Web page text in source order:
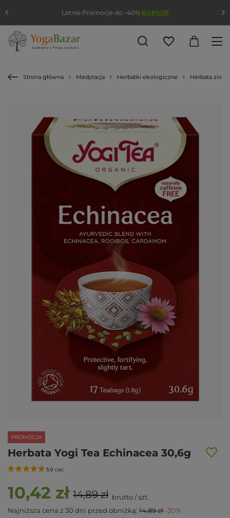
Strona główna Medytacja Herbatki ekologiczne Herbata
PROMOCJA
Herbata Yogi Tea Echinacea 30,6g
5.0 ( 20)
10,42 zł 14,89 zł brutto/szt.
Najniższa cena z 30 dni przed obniżką: 14,89 zł -30%
Letnie Promocje do -40% KUPUJĘ